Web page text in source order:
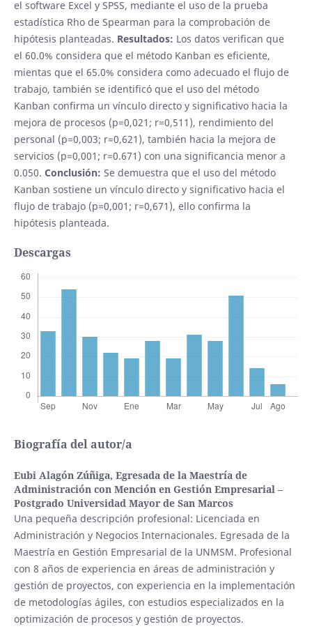
el software Excel y SPSS, mediante el uso de la prueba
estadística Rho de Spearman para la comprobación de
hipótesis planteadas. Resultados: Los datos verifican que
el 60.0% considera que el método Kanban es eficiente,
mientas que el 65.0% considera como adecuado el flujo de
trabajo, también se identificó que el uso del método
Kanban confirma un vínculo directo y significativo hacia la
mejora de procesos (p=0,021; r=0,511), rendimiento del
personal (p=0,003; r=0,621), también hacia la mejora de
servicios (p=0,001; r=0.671) con una significancia menor a
0.050. Conclusión: Se demuestra que el uso del método
Kanban sostiene un vínculo directo y significativo hacia el
flujo de trabajo (p=0,001; r=0,671), ello confirma la
hipótesis planteada.
Descargas
Biografía del autor/a
Eubi Alagón Zúñiga, Egresada de la Maestría de
Administración con Mención en Gestión Empresarial –
Postgrado Universidad Mayor de San Marcos
Una pequeña descripción profesional: Licenciada en
Administración y Negocios Internacionales. Egresada de la
Maestría en Gestión Empresarial de la UNMSM. Profesional
con 8 años de experiencia en áreas de administración y
gestión de proyectos, con experiencia en la implementación
de metodologías ágiles, con estudios especializados en la
optimización de procesos y gestión de proyectos.